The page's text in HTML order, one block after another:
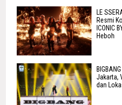
LE
Resmi
ICONIC
Heboh
Jakarta,
dan